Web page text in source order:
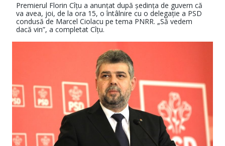
Premierul Florin Cîțu a anunțat după ședința de guvern că
va avea, joi, de la ora 15, o întâlnire cu o delegație a PSD
condusă de Marcel Ciolacu pe tema PNRR. „Să vedem
dacă vin”, a completat Cîțu.